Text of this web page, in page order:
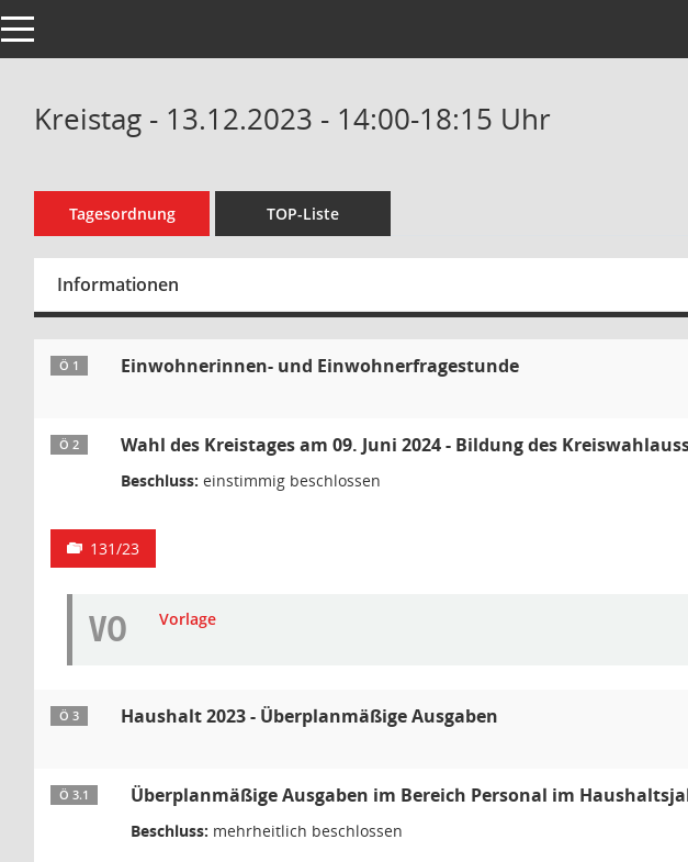
Toggle navigation
Kreistag - 13.12.2023 - 14:00-18:15 Uhr
Tagesordnung TOP-Liste
Informationen
Ö 1 Einwohnerinnen- und Einwohnerfragestunde
Ö 2 Wahl des Kreistages am 09. Juni 2024 - Bildung des
Beschluss: einstimmig beschlossen
131/23
VO Vorlage
Ö 3 Haushalt 2023 - Überplanmäßige Ausgaben
Ö 3.1 Überplanmäßige Ausgaben im Bereich Personal im
Beschluss: mehrheitlich beschlossen